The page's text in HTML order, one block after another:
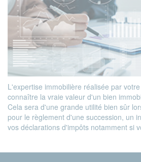
L'expertise immobilière réalisée par
connaître la vraie valeur d'un bien
Cela sera d'une grande utilité bien sûr
pour le règlement d'une succession, un
vos déclarations d'impôts notamment si